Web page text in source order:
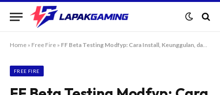
Home » Free Fire » FF Beta Testing Modfyp: Cara Install, Keunggulan, dan Risikonya!
FREE FIRE